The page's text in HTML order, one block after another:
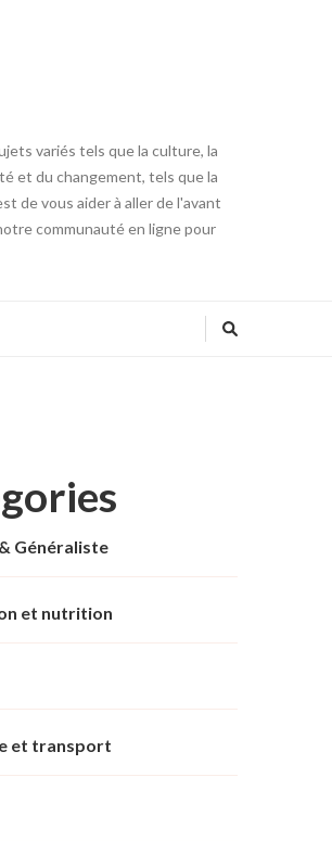
variés tels que la culture, la
et du changement, tels que la
de vous aider à aller de l'avant
communauté en ligne pour
Généraliste
et nutrition
et transport